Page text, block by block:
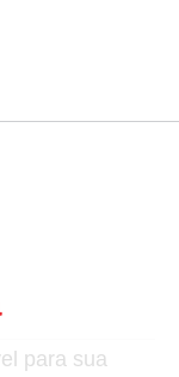
para sua